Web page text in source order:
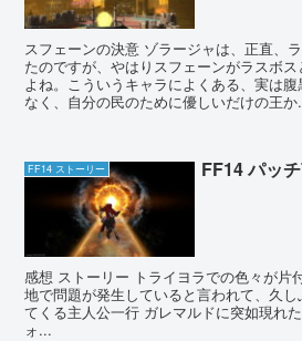
スフェーンの決意 ゾラージャは、正直、
たのですが、やはりスフェーンがラスボ
よね。こういうキャラによくある、実は
なく、自分の民のために優しいだけの王か
FF14 ストーリー FF14 パッ
感想 ストーリー トライヨラでの色々が片
地で問題が発生していると言われて、久
てくる主人公一行 ガレマルドに突如現れ
ォ...